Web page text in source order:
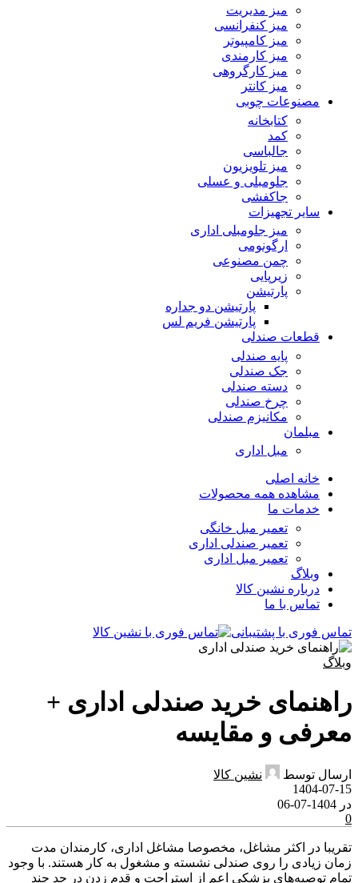
میز مدیریت
میز کنفرانسی
میز کامپیوتر
میز کارمندی
میز کارگروهی
میز کانتر
مصنوعات چوبی
کتابخانه
کمد
جالباسی
میز تلویزیون
جلومبلی و عسلی
جاکفشی
سایر تجهیزات
میز جلومبلی اداری
ارگونومی
چمن مصنوعی
زیرپایی
پارتیشن
پارتیشن دو جداره
پارتیشن فریم لس
قطعات صندلی
پایه صندلی
جک صندلی
دسته صندلی
چرخ صندلی
مکانیزم صندلی
مبلمان
مبل اداری
خانه اصلی
مشاهده همه محصولات
خدمات ما
تعمیر مبل خانگی
تعمیر صندلی اداری
تعمیر مبل اداری
وبلاگ
درباره نشین کالا
تماس با ما
تماس فوری با پشتیبانی
وبلاگ
راهنمای خرید صندلی اداری +
معرفی و مقایسه
ارسال توسط
نشین کالا
1404-07-15
در 1404-07-06
0
تقریبا در اکثر مشاغل، مخصوصا مشاغل اداری، کارمندان مدت
زمان زیادی را روی صندلی نشسته و مشغول به کار هستند. با وجود
تمام توصیه‌های پزشکی اعم از استراحت و قدم زدن در حد چند